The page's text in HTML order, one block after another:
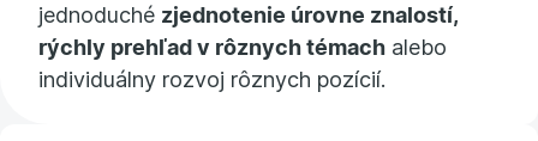
jednoduché zjednotenie úrovne znalostí,
rýchly prehľad v rôznych témach alebo
individuálny rozvoj rôznych pozícií.